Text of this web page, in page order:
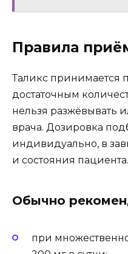
Правила
Таликс принимается
достаточным
нельзя разжёвывать
врача. Дозировка
индивидуально, в
и состояния пациента.
Обычно
при